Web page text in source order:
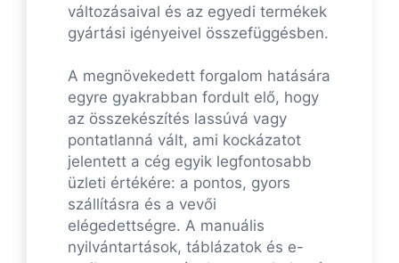
változásaival és az egyedi termékek
gyártási igényeivel összefüggésben.
A megnövekedett forgalom hatására
egyre gyakrabban fordult elő, hogy
az összekészítés lassúvá vagy
pontatlanná vált, ami kockázatot
jelentett a cég egyik legfontosabb
üzleti értékére: a pontos, gyors
szállításra és a vevői
elégedettségre. A manuális
nyilvántartások, táblázatok és e-